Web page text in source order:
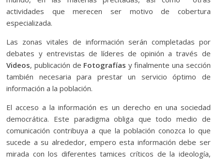
actividades que merecen ser motivo de cobertura
especializada.
Las zonas vitales de información serán completadas por
debates y entrevistas de líderes de opinión a través de
Videos, publicación de Fotografías y finalmente una sección
también necesaria para prestar un servicio óptimo de
información a la población.
El acceso a la información es un derecho en una sociedad
democrática. Este paradigma obliga que todo medio de
comunicación contribuya a que la población conozca lo que
sucede a su alrededor, empero esta información debe ser
mirada con los diferentes tamices críticos de la ideología,